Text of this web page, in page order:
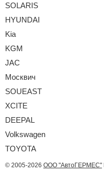
SOLARIS
HYUNDAI
Kia
KGM
JAC
Москвич
SOUEAST
XCITE
DEEPAL
Volkswagen
TOYOTA
© 2005-2026 ООО "АвтоГЕРМЕС"